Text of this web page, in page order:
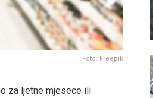
Foto: Freepik
za ljetne mjesece ili